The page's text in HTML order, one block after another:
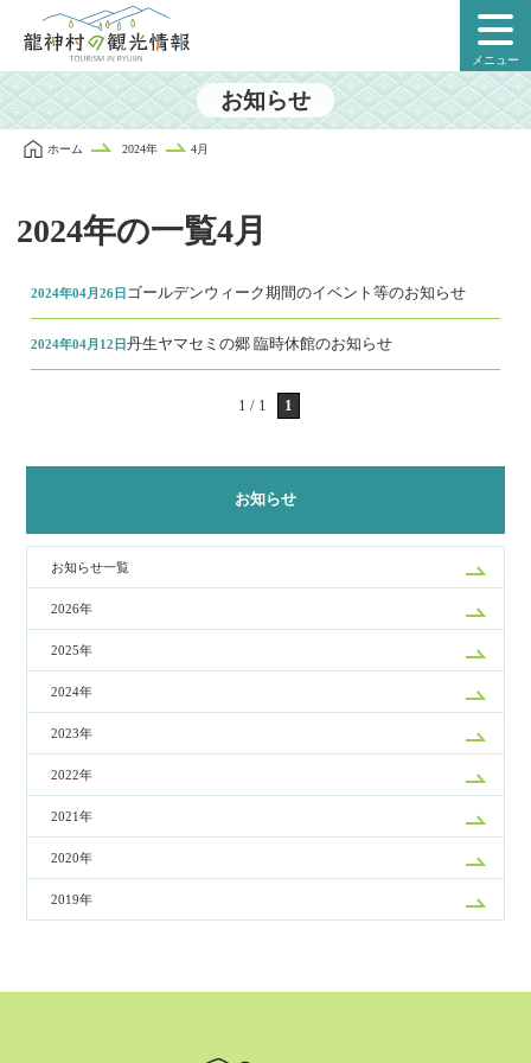
ス
キ
メニュー
お知らせ
ホーム 2024年 4月
2024年の一覧4月
2024年04月26日 ゴールデンウィーク期間のイベント等のお知らせ
2024年04月12日丹生ヤマセミの郷 臨時休館のお知らせ
1 / 1 1
お知らせ
お知らせ一覧
2026年
2025年
2024年
2023年
2022年
2021年
2020年
2019年